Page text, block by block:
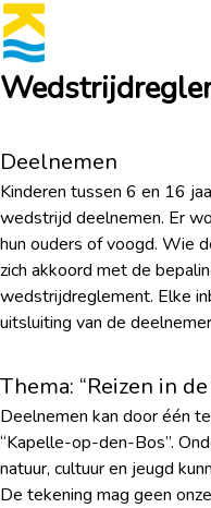
Deelnemen
Kinderen tussen 6 en 16
wedstrijd deelnemen. Er
hun ouders of voogd. Wie
zich akkoord met de
wedstrijdreglement. Elke
uitsluiting van de
Thema: “Reizen in
Deelnemen kan door één
“Kapelle-op-den-Bos”.
natuur, cultuur en jeugd
De tekening mag geen